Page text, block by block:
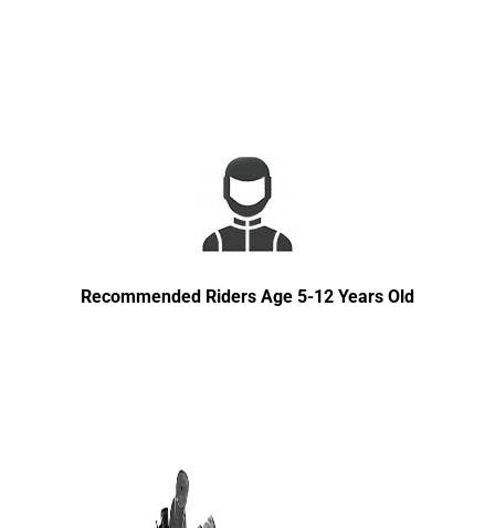
Recommended Riders Age 5-12 Years Old